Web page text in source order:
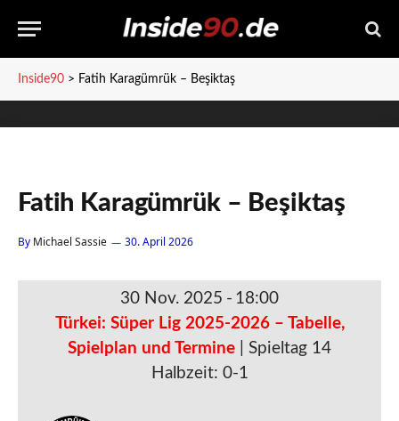
Inside90 > Fatih Karagümrük – Beşiktaş
Fatih Karagümrük – Beşiktaş
By Michael Sassie 30. April 2026
30 Nov. 2025 - 18:00
Türkei: Süper Lig 2025-2026 – Tabelle,
Spielplan und Termine
| Spieltag 14
Halbzeit: 0-1